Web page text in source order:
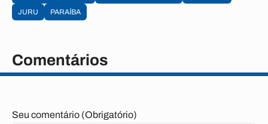
JURU
PARAÍBA
Comentários
Seu comentário (Obrigatório)